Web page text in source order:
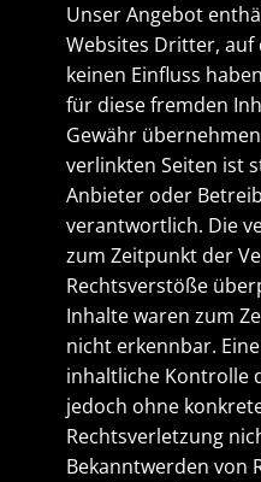
Unser Angebot
Websites Dritter,
keinen Einfluss
für diese fremden
Gewähr
verlinkten Seiten ist
Anbieter oder
verantwortlich. Die
zum Zeitpunkt der
Rechtsverstöße
Inhalte waren zum
nicht erkennbar.
inhaltliche Kontrolle
jedoch ohne
Rechtsverletzung
Bekanntwerden von